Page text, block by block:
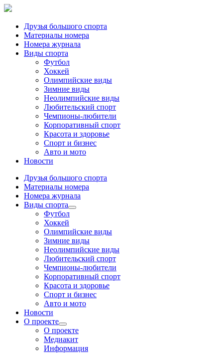
Друзья большого спорта
Материалы номера
Номера журнала
Виды спорта
Футбол
Хоккей
Олимпийские виды
Зимние виды
Неолимпийские виды
Любительский спорт
Чемпионы-любители
Корпоративный спорт
Красота и здоровье
Спорт и бизнес
Авто и мото
Новости
Друзья большого спорта
Материалы номера
Номера журнала
Виды спорта
Футбол
Хоккей
Олимпийские виды
Зимние виды
Неолимпийские виды
Любительский спорт
Чемпионы-любители
Корпоративный спорт
Красота и здоровье
Спорт и бизнес
Авто и мото
Новости
О проекте
О проекте
Медиакит
Информация